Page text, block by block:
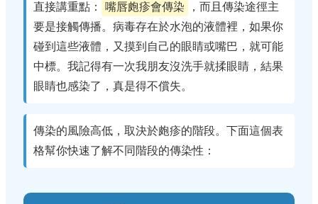
直接講重點： 嘴唇皰疹會傳染
，而且傳染途徑主
要是接觸傳播。病毒存在於水泡的液體裡，如果你
碰到這些液體，又摸到自己的眼睛或嘴巴，就可能
中標。我記得有一次我朋友沒洗手就揉眼睛，結果
眼睛也感染了，真是得不償失。
傳染的風險高低，取決於皰疹的階段。下面這個表
格幫你快速了解不同階段的傳染性：